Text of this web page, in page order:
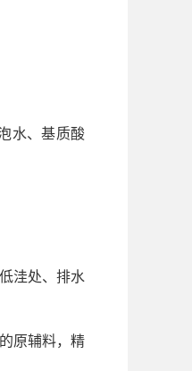
水、基质酸
洼处、排水
原辅料，精